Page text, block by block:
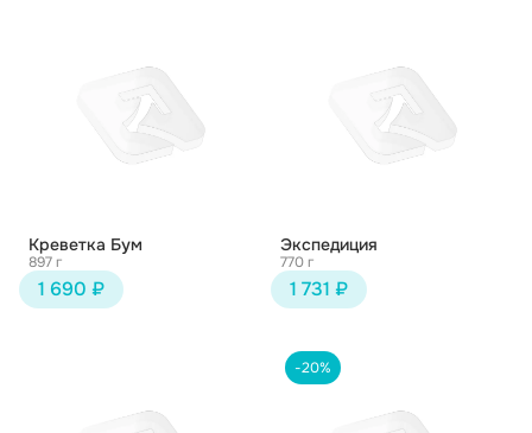
Креветка Бум
897 г
1 690 ₽
Экспедиция
770 г
1 731 ₽
-20%